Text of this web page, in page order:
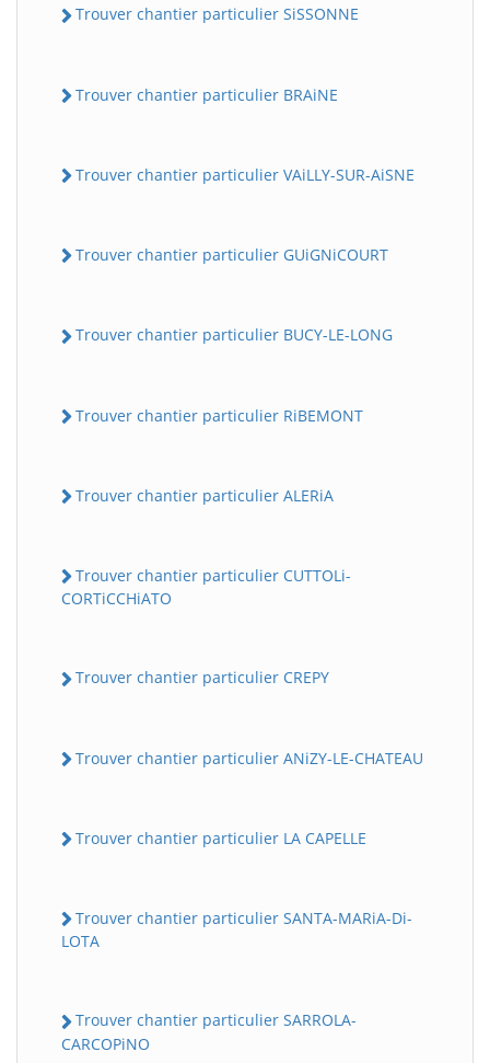
Trouver chantier particulier SiSSONNE
Trouver chantier particulier BRAiNE
Trouver chantier particulier VAiLLY-SUR-AiSNE
Trouver chantier particulier GUiGNiCOURT
Trouver chantier particulier BUCY-LE-LONG
Trouver chantier particulier RiBEMONT
Trouver chantier particulier ALERiA
Trouver chantier particulier CUTTOLi-
CORTiCCHiATO
Trouver chantier particulier CREPY
Trouver chantier particulier ANiZY-LE-CHATEAU
Trouver chantier particulier LA CAPELLE
Trouver chantier particulier SANTA-MARiA-Di-
LOTA
Trouver chantier particulier SARROLA-
CARCOPiNO